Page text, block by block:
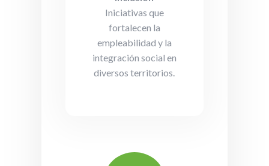
Iniciativas que
fortalecen la
empleabilidad y la
integración social en
diversos territorios.